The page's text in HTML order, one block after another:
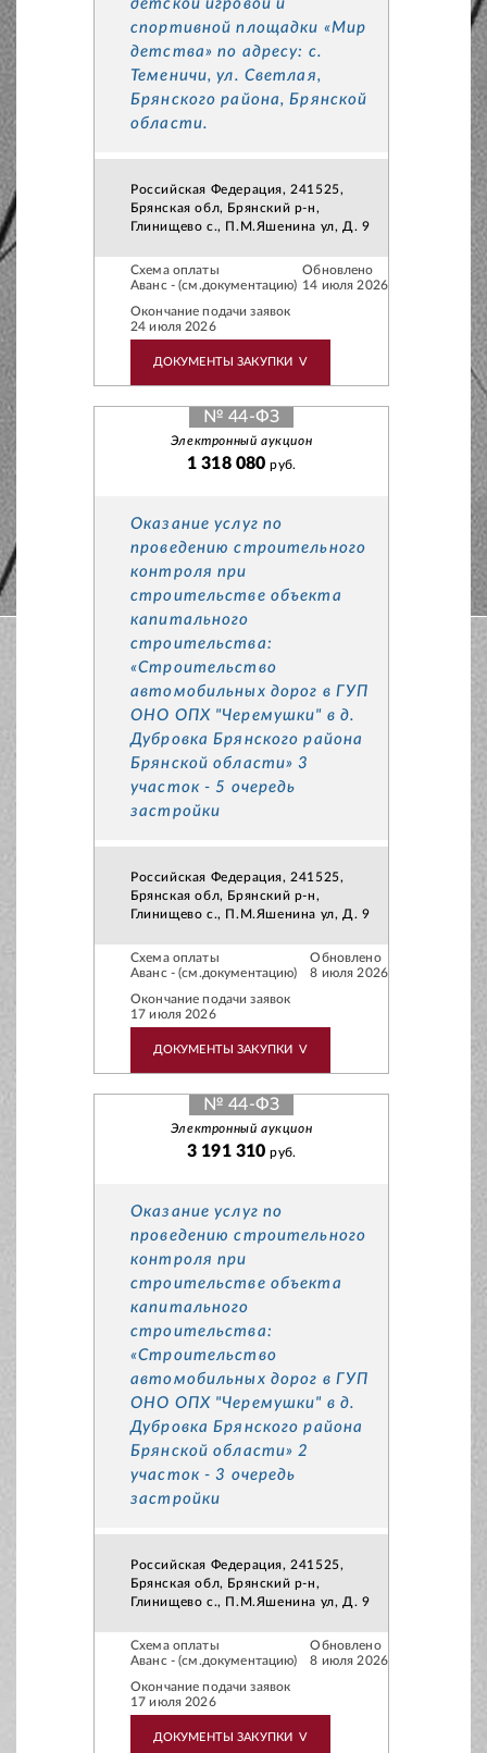
детской игровой и
спортивной площадки «Мир
детства» по адресу: с.
Теменичи, ул. Светлая,
Брянского района, Брянской
области.
Российская Федерация, 241525,
Брянская обл, Брянский р-н,
Глинищево с., П.М.Яшенина ул, Д. 9
Схема оплаты
Аванс - (см.документацию)
Обновлено
14 июля 2026
Окончание подачи заявок
24 июля 2026
ДОКУМЕНТЫ ЗАКУПКИ V
№ 44-ФЗ
Электронный аукцион
1 318 080руб.
Оказание услуг по
проведению строительного
контроля при
строительстве объекта
капитального
строительства:
«Строительство
автомобильных дорог в ГУП
ОНО ОПХ "Черемушки" в д.
Дубровка Брянского района
Брянской области» 3
участок - 5 очередь
застройки
Российская Федерация, 241525,
Брянская обл, Брянский р-н,
Глинищево с., П.М.Яшенина ул, Д. 9
Схема оплаты
Аванс - (см.документацию)
Обновлено
8 июля 2026
Окончание подачи заявок
17 июля 2026
ДОКУМЕНТЫ ЗАКУПКИ V
№ 44-ФЗ
Электронный аукцион
3 191 310руб.
Оказание услуг по
проведению строительного
контроля при
строительстве объекта
капитального
строительства:
«Строительство
автомобильных дорог в ГУП
ОНО ОПХ "Черемушки" в д.
Дубровка Брянского района
Брянской области» 2
участок - 3 очередь
застройки
Российская Федерация, 241525,
Брянская обл, Брянский р-н,
Глинищево с., П.М.Яшенина ул, Д. 9
Схема оплаты
Аванс - (см.документацию)
Обновлено
8 июля 2026
Окончание подачи заявок
17 июля 2026
ДОКУМЕНТЫ ЗАКУПКИ V